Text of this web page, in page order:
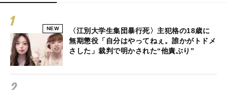
NEW
〈江別大学生集団暴行死〉主犯格の18歳に
無期懲役「自分はやってねぇ。誰かがトドメ
さした」裁判で明かされた“他責ぶり”